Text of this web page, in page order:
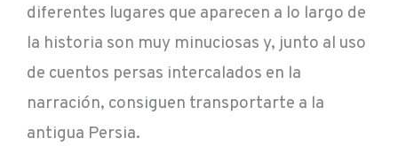
diferentes lugares que aparecen a lo largo de
la historia son muy minuciosas y, junto al uso
de cuentos persas intercalados en la
narración, consiguen transportarte a la
antigua Persia.